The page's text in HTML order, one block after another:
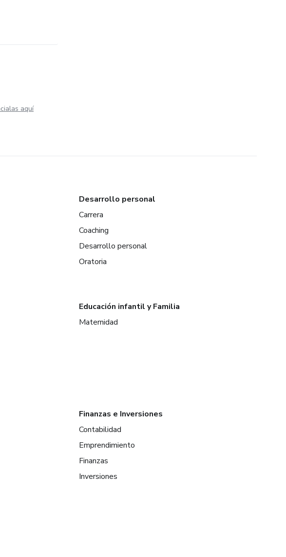
aquí
Desarrollo personal
Carrera
Coaching
Desarrollo personal
Oratoria
Educación infantil y Familia
Maternidad
Finanzas e Inversiones
Contabilidad
Emprendimiento
Finanzas
Inversiones